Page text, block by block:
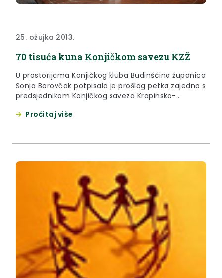
25. ožujka 2013.
70 tisuća kuna Konjičkom savezu KZŽ
U prostorijama Konjičkog kluba Budinščina županica
Sonja Borovčak potpisala je prošlog petka zajedno s
predsjednikom Konjičkog saveza Krapinsko-
vrijedan 70 tisuća kuna.
Pročitaj više